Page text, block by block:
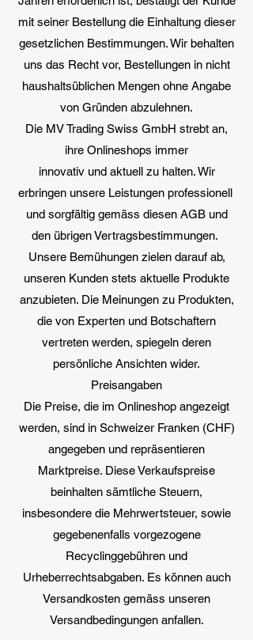
mit seiner Bestellung die Einhaltung dieser
gesetzlichen Bestimmungen. Wir behalten
uns das Recht vor, Bestellungen in nicht
haushaltsüblichen Mengen ohne Angabe
von Gründen abzulehnen.
Die MV Trading Swiss GmbH strebt an,
ihre Onlineshops immer
innovativ und aktuell zu halten. Wir
erbringen unsere Leistungen professionell
und sorgfältig gemäss diesen AGB und
den übrigen Vertragsbestimmungen.
Unsere Bemühungen zielen darauf ab,
unseren Kunden stets aktuelle Produkte
anzubieten. Die Meinungen zu Produkten,
die von Experten und Botschaftern
vertreten werden, spiegeln deren
persönliche Ansichten wider.
Preisangaben
Die Preise, die im Onlineshop angezeigt
werden, sind in Schweizer Franken (CHF)
angegeben und repräsentieren
Marktpreise. Diese Verkaufspreise
beinhalten sämtliche Steuern,
insbesondere die Mehrwertsteuer, sowie
gegebenenfalls vorgezogene
Recyclinggebühren und
Urheberrechtsabgaben. Es können auch
Versandkosten gemäss unseren
Versandbedingungen anfallen.